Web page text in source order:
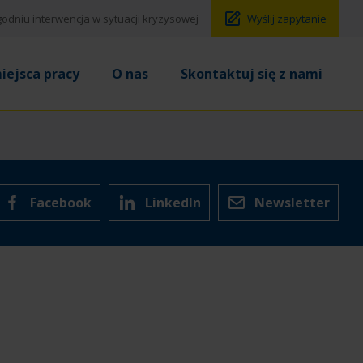
interwencja w sytuacji kryzysowej Wyślij zapytanie
pracy O nas Skontaktuj się z nami
Facebook LinkedIn Newsletter